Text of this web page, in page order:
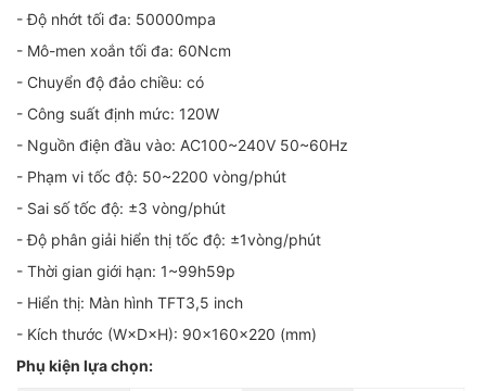
- Độ nhớt tối đa: 50000mpa
- Mô-men xoắn tối đa: 60Ncm
- Chuyển độ đảo chiều: có
- Công suất định mức: 120W
- Nguồn điện đầu vào: AC100~240V 50~60Hz
- Phạm vi tốc độ: 50~2200 vòng/phút
- Sai số tốc độ: ±3 vòng/phút
- Độ phân giải hiển thị tốc độ: ±1vòng/phút
- Thời gian giới hạn: 1~99h59p
- Hiển thị: Màn hình TFT3,5 inch
- Kích thước (W×D×H): 90×160×220 (mm)
Phụ kiện lựa chọn: